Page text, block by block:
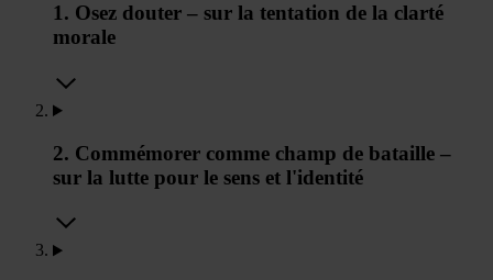
1. Osez douter – sur la tentation de la clarté
morale
2. Commémorer comme champ de bataille –
sur la lutte pour le sens et l'identité